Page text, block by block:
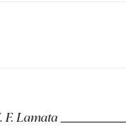
F. Lamata